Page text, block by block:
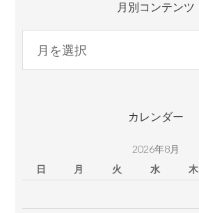
月別コンテンツ
コ
カレンダー
2026年8月
日
月 火 水 木